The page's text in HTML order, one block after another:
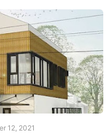
12, 2021